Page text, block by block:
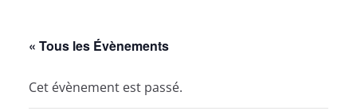
« Tous les Évènements
Cet évènement est passé.